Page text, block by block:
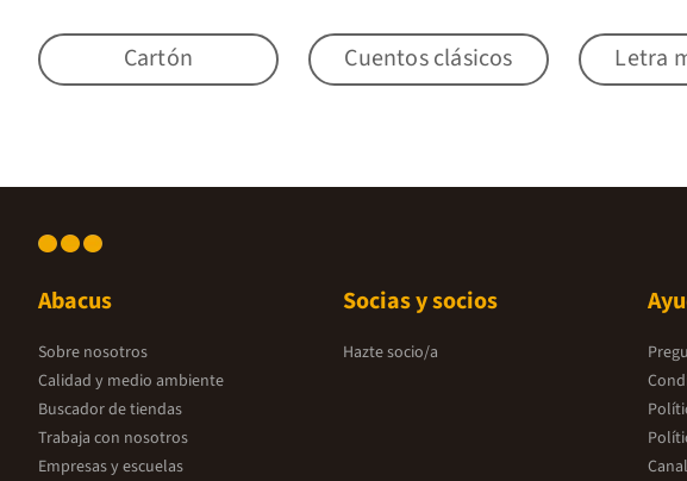
Cartón Cuentos clásicos Letra
Abacus
Sobre nosotros
Calidad y medio ambiente
Buscador de tiendas
Trabaja con nosotros
Empresas y escuelas
Socias y socios
Hazte socio/a